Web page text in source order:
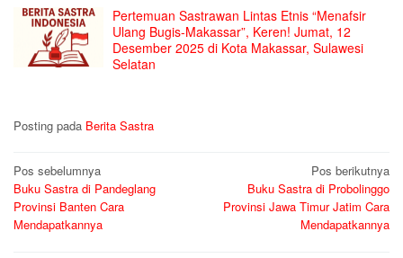
Pertemuan Sastrawan Lintas Etnis “Menafsir
Ulang Bugis-Makassar”, Keren! Jumat, 12
Desember 2025 di Kota Makassar, Sulawesi
Selatan
Posting pada Berita Sastra
Navigasi
pos
Pos sebelumnya
Buku Sastra di Pandeglang
Provinsi Banten Cara
Mendapatkannya
Pos berikutnya
Buku Sastra di Probolinggo
Provinsi Jawa Timur Jatim Cara
Mendapatkannya